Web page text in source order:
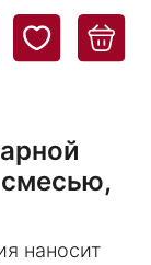
наносит